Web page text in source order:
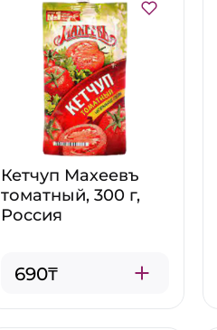
Кетчуп Махеевъ
томатный, 300 г,
Россия
690₸